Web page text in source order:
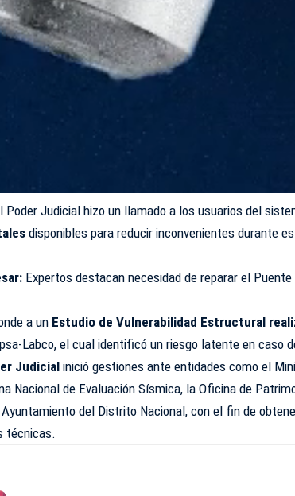
Poder Judicial hizo un llamado a los usuarios del
disponibles para reducir inconvenientes durante
Expertos destacan necesidad de reparar el
a un Estudio de Vulnerabilidad Estructural
Labco, el cual identificó un riesgo latente en caso
Judicial inició gestiones ante entidades como el
Nacional de Evaluación Sísmica, la Oficina de
del Distrito Nacional, con el fin de
técnicas.